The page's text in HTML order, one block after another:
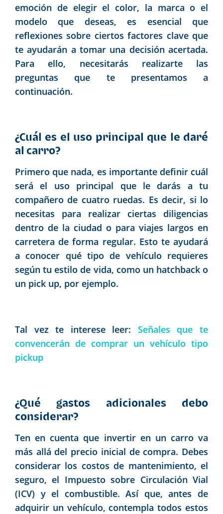
emoción de elegir el color, la marca o el
modelo que deseas, es esencial que
reflexiones sobre ciertos factores clave que
te ayudarán a tomar una decisión acertada.
Para ello, necesitarás realizarte las
preguntas que te presentamos a
continuación.
¿Cuál es el uso principal que le daré
al carro?
Primero que nada, es importante definir cuál
será el uso principal que le darás a tu
compañero de cuatro ruedas. Es decir, si lo
necesitas para realizar ciertas diligencias
dentro de la ciudad o para viajes largos en
carretera de forma regular. Esto te ayudará
a conocer qué tipo de vehículo requieres
según tu estilo de vida, como un hatchback o
un pick up, por ejemplo.
Tal vez te interese leer: Señales que te
convencerán de comprar un vehículo tipo
pickup
¿Qué gastos adicionales debo
considerar?
Ten en cuenta que invertir en un carro va
más allá del precio inicial de compra. Debes
considerar los costos de mantenimiento, el
seguro, el Impuesto sobre Circulación Vial
(ICV) y el combustible. Así que, antes de
adquirir un vehículo, contempla todos estos